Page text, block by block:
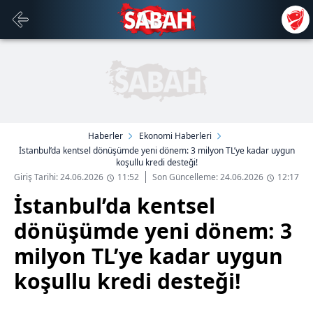
Haberler
Ekonomi Haberleri
İstanbul’da kentsel dönüşümde yeni dönem: 3 milyon TL’ye kadar uygun
koşullu kredi desteği!
Giriş Tarihi: 24.06.2026
11:52 Son Güncelleme: 24.06.2026 12:17
İstanbul’da kentsel
dönüşümde yeni dönem: 3
milyon TL’ye kadar uygun
koşullu kredi desteği!